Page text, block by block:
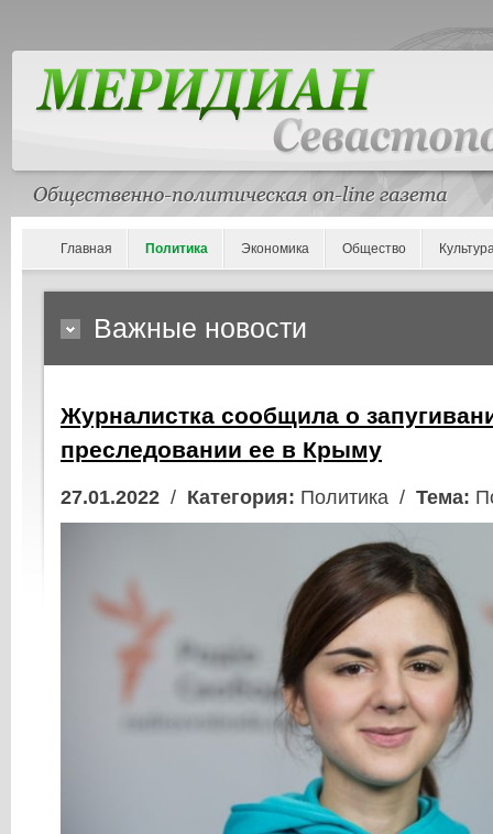
Главная Политика Экономика Общество
Важные новости
Журналистка сообщила о
преследовании ее в Крыму
27.01.2022 / Категория: Политика / Тема: